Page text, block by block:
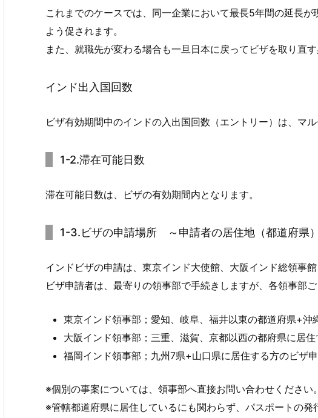
これまでのケースでは、同一企業において最長5年間の延長
よう促されます。
また、就職先が変わる場合も一旦日本に戻ってビザを取り直す
インド出入国回数
ビザ有効期間中のインドの入出国回数（エントリー）は、マ
1-2.滞在可能日数
滞在可能日数は、ビザの有効期間内となります。
1-3.ビザの申請場所 ～申請者の居住地（都道府県
インドビザの申請は、東京インド大使館、大阪インド総領事
ビザ申請者は、最寄りの領事部で手続きしますが、各領事部
東京インド領事部；愛知、岐阜、福井以東の都道府県+沖
大阪インド領事部；三重、滋賀、京都以西の都府県に居住
福岡インド領事部；九州7県+山口県に居住する方のビザ
※個別の事案については、領事部へ直接お問い合わせください。
※管轄都道府県に居住しているにも関わらず、パスポートの